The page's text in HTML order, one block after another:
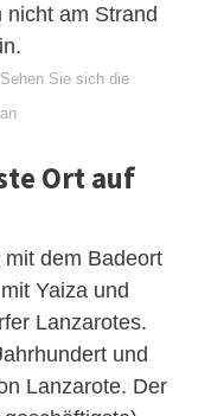
nicht am Strand
Sehen Sie sich die
Ort auf
dem Badeort
Yaiza und
Lanzarotes.
und
Lanzarote. Der